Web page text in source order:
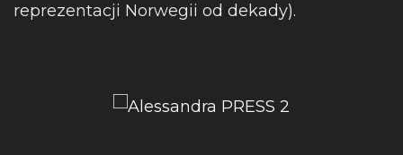
reprezentacji Norwegii od dekady).